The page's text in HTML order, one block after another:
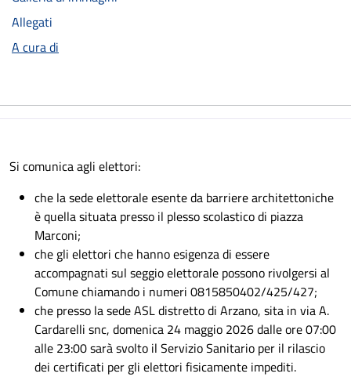
Allegati
A cura di
Si comunica agli elettori:
che la sede elettorale esente da barriere architettoniche
è quella situata presso il plesso scolastico di piazza
Marconi;
che gli elettori che hanno esigenza di essere
accompagnati sul seggio elettorale possono rivolgersi al
Comune chiamando i numeri 0815850402/425/427;
che presso la sede ASL distretto di Arzano, sita in via A.
Cardarelli snc, domenica 24 maggio 2026 dalle ore 07:00
alle 23:00 sarà svolto il Servizio Sanitario per il rilascio
dei certificati per gli elettori fisicamente impediti.